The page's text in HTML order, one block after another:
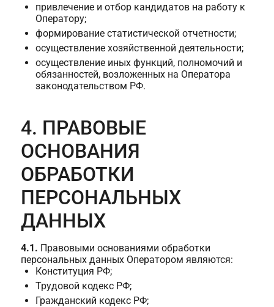
привлечение и отбор кандидатов на работу к
Оператору;
формирование статистической отчетности;
осуществление хозяйственной деятельности;
осуществление иных функций, полномочий и
обязанностей, возложенных на Оператора
законодательством РФ.
4. ПРАВОВЫЕ
ОСНОВАНИЯ
ОБРАБОТКИ
ПЕРСОНАЛЬНЫХ
ДАННЫХ
4.1. Правовыми основаниями обработки
персональных данных Оператором являются:
Конституция РФ;
Трудовой кодекс РФ;
Гражданский кодекс РФ;